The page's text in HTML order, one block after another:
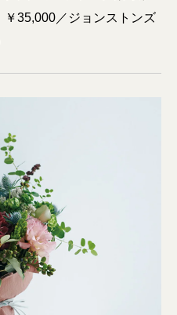
35,000／ジョンストンズ